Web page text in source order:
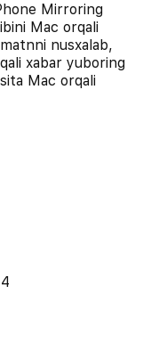
Mirroring
Mac orqali
nusxalab,
xabar yuboring
Mac orqali